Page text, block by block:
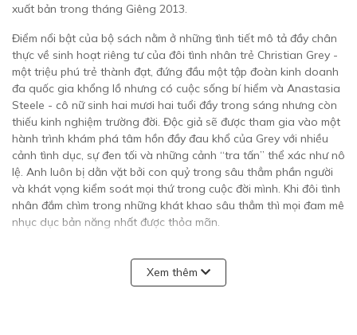
xuất bản trong tháng Giêng 2013.
Điểm nổi bật của bộ sách nằm ở những tình tiết mô tả đầy chân
thực về sinh hoạt riêng tư của đôi tình nhân trẻ Christian Grey -
một triệu phú trẻ thành đạt, đứng đầu một tập đoàn kinh doanh
đa quốc gia khổng lồ nhưng có cuộc sống bí hiểm và Anastasia
Steele - cô nữ sinh hai mươi hai tuổi đầy trong sáng nhưng còn
thiếu kinh nghiệm trường đời. Độc giả sẽ được tham gia vào một
hành trình khám phá tâm hồn đầy đau khổ của Grey với nhiều
cảnh tình dục, sự đen tối và những cảnh “tra tấn” thể xác như nô
lệ. Anh luôn bị dằn vặt bởi con quỷ trong sâu thẳm phần người
và khát vọng kiểm soát mọi thứ trong cuộc đời mình. Khi đôi tình
nhân đắm chìm trong những khát khao sâu thẳm thì mọi đam mê
nhục dục bản năng nhất được thỏa mãn.
đã đụng chạm tới những ngóc ngách sâu thẳm nhất,
khao khát nhất mà chúng ta thường đau khổ che đậy. Chính sự
Xem thêm